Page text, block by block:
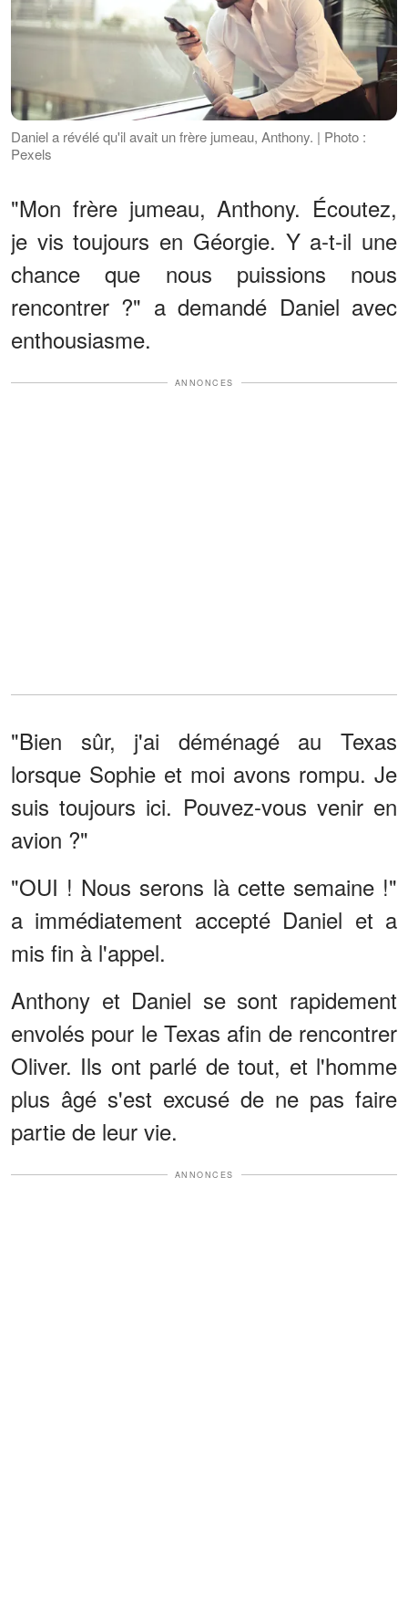
Daniel a révélé qu'il avait un frère jumeau, Anthony. | Photo :
Pexels
"Mon frère jumeau, Anthony. Écoutez,
je vis toujours en Géorgie. Y a-t-il une
chance que nous puissions nous
rencontrer ?" a demandé Daniel avec
enthousiasme.
ANNONCES
"Bien sûr, j'ai déménagé au Texas
lorsque Sophie et moi avons rompu. Je
suis toujours ici. Pouvez-vous venir en
avion ?"
"OUI ! Nous serons là cette semaine !"
a immédiatement accepté Daniel et a
mis fin à l'appel.
Anthony et Daniel se sont rapidement
envolés pour le Texas afin de rencontrer
Oliver. Ils ont parlé de tout, et l'homme
plus âgé s'est excusé de ne pas faire
partie de leur vie.
ANNONCES